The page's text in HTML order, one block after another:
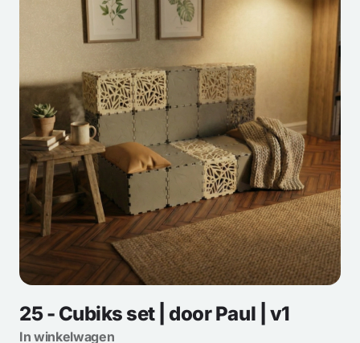
25 - Cubiks set | door Paul | v1
In winkelwagen